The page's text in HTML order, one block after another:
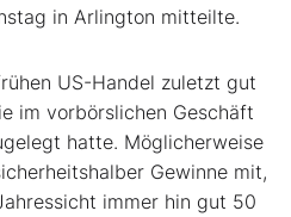
in Arlington mitteilte.
US-Handel zuletzt gut
im vorbörslichen Geschäft
hatte. Möglicherweise
Gewinne mit,
immer hin gut 50